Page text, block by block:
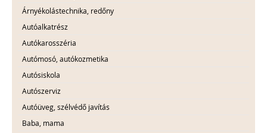
Árnyékolástechnika, redőny
Autóalkatrész
Autókarosszéria
Autómosó, autókozmetika
Autósiskola
Autószerviz
Autóüveg, szélvédő javítás
Baba, mama